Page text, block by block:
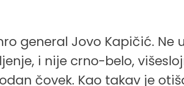
general Jovo Kapičić.
i nije crno-belo,
čovek. Kao takav je